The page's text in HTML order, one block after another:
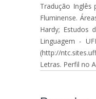
Tradução Inglês
Fluminense.
Hardy; Estudos
Linguagem -
(http://
Letras. Perfil no